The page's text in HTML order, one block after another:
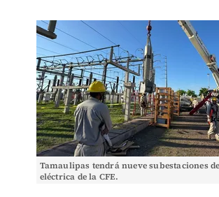
Tamaulipas tendrá nueve subestaciones
eléctrica de la CFE.